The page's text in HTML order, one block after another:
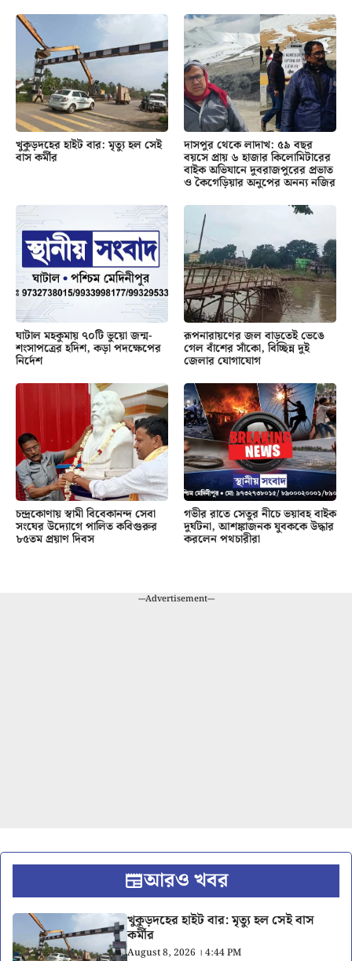
খুকুড়দহের হাইট বার: মৃত্যু হল সেই
বাস কর্মীর
দাসপুর থেকে লাদাখ: ৫৯ বছর
বয়সে প্রায় ৬ হাজার কিলোমিটারের
বাইক অভিযানে দুবরাজপুরের প্রভাত
ও কৈগেড়িয়ার অনুপের অনন্য নজির
ঘাটাল মহকুমায় ৭০টি ভুয়ো জন্ম-
শংসাপত্রের হদিশ, কড়া পদক্ষেপের
নির্দেশ
রূপনারায়ণের জল বাড়তেই ভেঙে
গেল বাঁশের সাঁকো, বিচ্ছিন্ন দুই
জেলার যোগাযোগ
চন্দ্রকোণায় স্বামী বিবেকানন্দ সেবা
সংঘের উদ্যোগে পালিত কবিগুরুর
৮৫তম প্রয়াণ দিবস
গভীর রাতে সেতুর নীচে ভয়াবহ বাইক
দুর্ঘটনা, আশঙ্কাজনক যুবককে উদ্ধার
করলেন পথচারীরা
---Advertisement---
আরও খবর
খুকুড়দহের হাইট বার: মৃত্যু হল সেই বাস
কর্মীর
August 8, 2026 । 4:44 PM